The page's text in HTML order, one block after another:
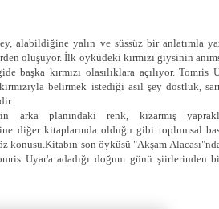
alabildiğine yalın ve süssüz bir anlatımla
oluşuyor. İlk öyküdeki kırmızı giysinin
başka kırmızı olasılıklara açılıyor. Tomris
belirmek istediği asıl şey dostluk,
arka planındaki renk, kızarmış
diğer kitaplarında olduğu gibi toplumsal
konusu.Kitabın son öyküsü "Akşam
Uyar'a adadığı doğum günü şiirlerinden